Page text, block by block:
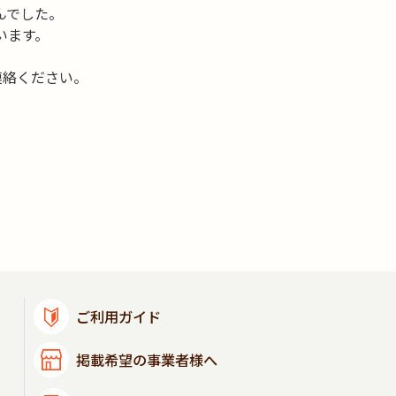
した。
す。
ください。
ご利用ガイド
掲載希望の事業者様へ